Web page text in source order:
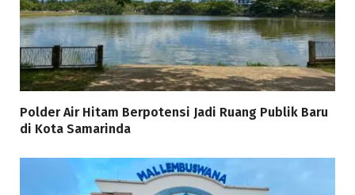
Polder Air Hitam Berpotensi Jadi Ruang Publik Baru
di Kota Samarinda